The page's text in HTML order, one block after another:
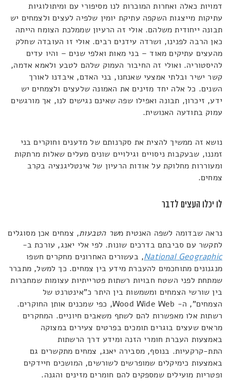
דמויות כאלה ואחרות המוכרות לנו מסיפורי עם ומיתולוגיות
עתיקות מייצגות השקפה עתיקת יומין שלפיה לעצים ולצמחים יש
תבונה ייחודית משלהם. אולי זה הרעיון שממלכת הצומח הייתה
כאן הרבה לפנינו, ושרדה עידנים רבים. אולי זו העובדה שחלק
מהעצים עתיקים מאוד – בני מאות ואלפי שנים – והיו עדים
להיסטוריה. ואולי זה החיבור העמוק שלהם לטבע ולאמא אדמה,
קשר ישיר ובלתי אמצעי שאנחנו, בני האדם, איבדנו לאורך
השנים. כל אלה יחד מזינים את האמונה שלעצים ולצמחים יש
ידע, זיכרון, תבונה ואפילו שפה שאינם נגישים לנו, אך מורגשים
עמוק בתודעה האנושית.
נושא זה ממשיך להצית את סקרנותם של מדענים וחוקרים בני
זמננו, שבעקבות ניסויים וגילויים שונים מעלים שאלות מרתקות
ומעוררות מחלוקת על אודות הרעיון של אינטליגנציה בקרב
צמחים.
לו יכלו העצים לדבר
נראה שבדומה לשפה האנטית משר הטבעות, צמחים אכן מסוגלים
לתקשר עם סביבתם בדרכים שונות. לפי אלי יאנג, עורכת ב-
National Geographic, בעשורים האחרונים מחקרים חשפו
מנגנונים מתוחכמים להעברת מידע בין צמחים. כך למשל, מתברר
שמתחת לפני השטח חבויות רשתות פטרייתיות עצומות שמחברות
בין שורשי הצמחים ומשמשות בין היתר כ"אינטרנט של
הצמחים", ה- Wood Wide Web, כפי שמכנים אותן החוקרים.
רשתות אלו מאפשרות להם לשתף משאבים חיוניים. המחקרים
מראים שעצים בוגרים תומכים בפרטים צעירים במצוקה
באמצעות העברת חומרי הזנה ומידע דרך הרשתות
התת-קרקעיות. בנוסף, מסבירה יאנג, צמחים מתקשרים גם
באמצעות כימיקלים שמופרשים לשורשים, המושכים חיידקים
ופטריות מועילים שמספקים להם חומרים מזינים והגנה.